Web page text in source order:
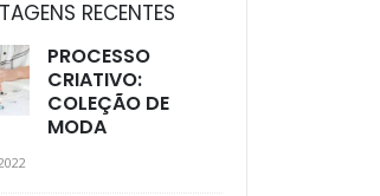
RECENTES
PROCESSO
CRIATIVO:
COLEÇÃO DE
MODA